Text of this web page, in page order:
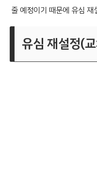
줄 예정이기 때문에 유심
유심 재설정(